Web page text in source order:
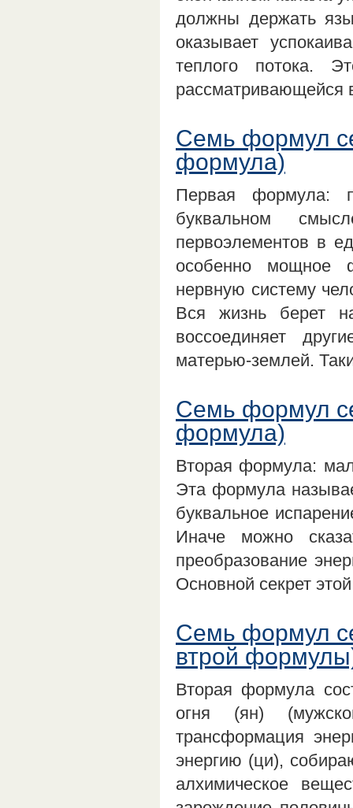
должны держать
оказывает
теплого потока.
рассматривающейся
Семь формул
формула)
Первая формула:
буквальном
первоэлементов в
особенно мощное
нервную систему
Вся жизнь берет
воссоединяет
матерью-землей.
Семь формул
формула)
Вторая формула:
Эта формула
буквальное
Иначе можно
преобразование
Основной секрет
Семь формул
втрой
Вторая формула
огня (ян)
трансформация
энергию (ци),
алхимическое